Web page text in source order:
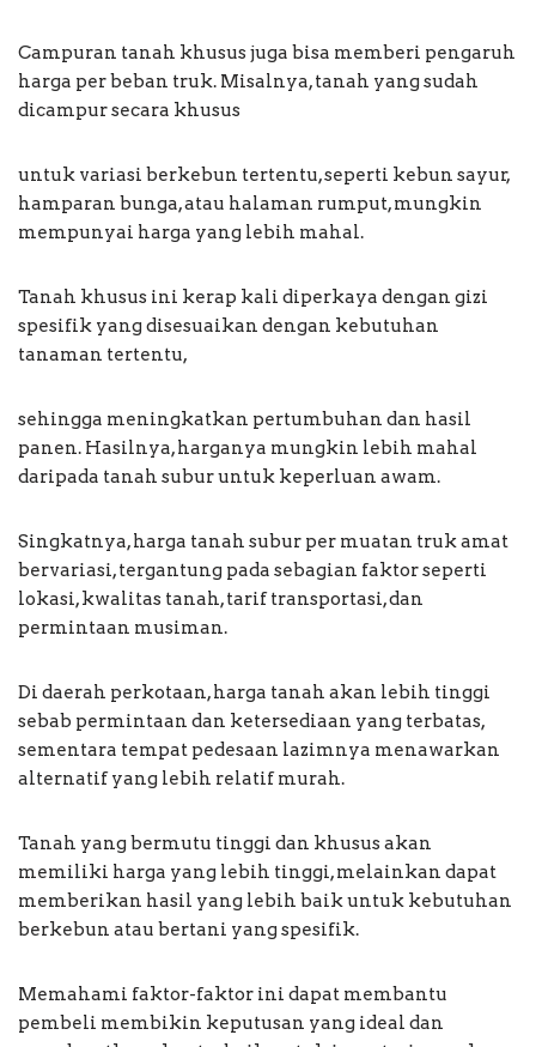
Campuran tanah khusus juga bisa memberi pengaruh
harga per beban truk. Misalnya, tanah yang sudah
dicampur secara khusus
untuk variasi berkebun tertentu, seperti kebun sayur,
hamparan bunga, atau halaman rumput, mungkin
mempunyai harga yang lebih mahal.
Tanah khusus ini kerap kali diperkaya dengan gizi
spesifik yang disesuaikan dengan kebutuhan
tanaman tertentu,
sehingga meningkatkan pertumbuhan dan hasil
panen. Hasilnya, harganya mungkin lebih mahal
daripada tanah subur untuk keperluan awam.
Singkatnya, harga tanah subur per muatan truk amat
bervariasi, tergantung pada sebagian faktor seperti
lokasi, kwalitas tanah, tarif transportasi, dan
permintaan musiman.
Di daerah perkotaan, harga tanah akan lebih tinggi
sebab permintaan dan ketersediaan yang terbatas,
sementara tempat pedesaan lazimnya menawarkan
alternatif yang lebih relatif murah.
Tanah yang bermutu tinggi dan khusus akan
memiliki harga yang lebih tinggi, melainkan dapat
memberikan hasil yang lebih baik untuk kebutuhan
berkebun atau bertani yang spesifik.
Memahami faktor-faktor ini dapat membantu
pembeli membikin keputusan yang ideal dan